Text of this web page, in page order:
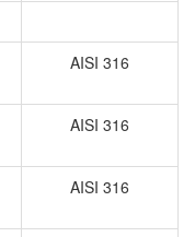
AISI 316
AISI 316
AISI 316